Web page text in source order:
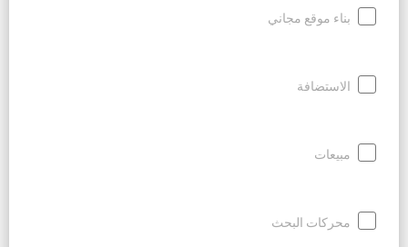
بناء موقع مجاني
الاستضافة
مبيعات
محركات البحث